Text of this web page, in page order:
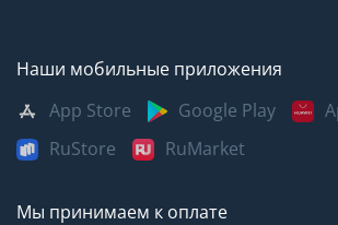
Наши мобильные приложения
App Store
Google Play
RuStore
RuMarket
Мы принимаем к оплате